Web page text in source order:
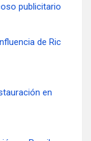
publicitario
de Ric
en